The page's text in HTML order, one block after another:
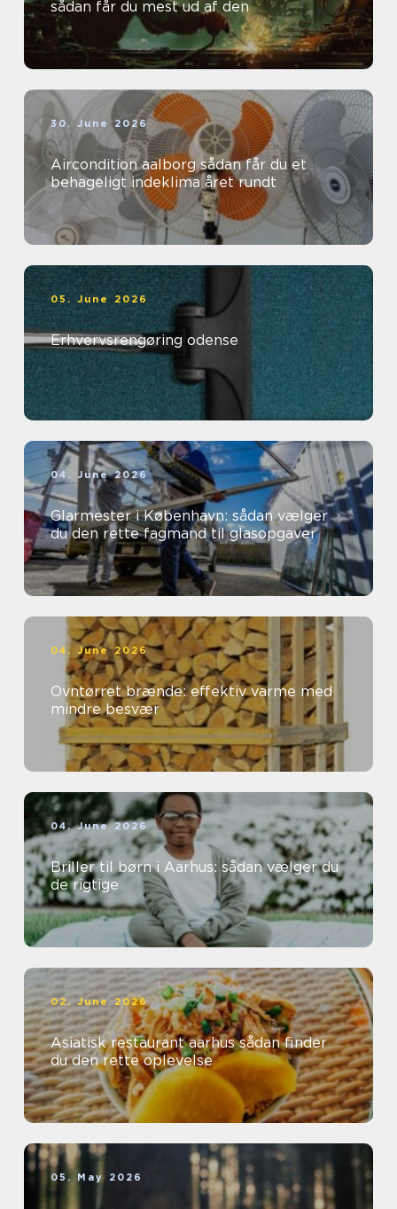
sådan får du mest ud af den
30. June 2026
Aircondition aalborg sådan får du et
behageligt indeklima året rundt
05. June 2026
Erhvervsrengøring odense
04. June 2026
Glarmester i København: sådan vælger
du den rette fagmand til glasopgaver
04. June 2026
Ovntørret brænde: effektiv varme med
mindre besvær
04. June 2026
Briller til børn i Aarhus: sådan vælger du
de rigtige
02. June 2026
Asiatisk restaurant aarhus sådan finder
du den rette oplevelse
05. May 2026